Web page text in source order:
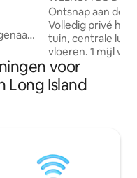
SEA
Ontsnap aan de
Volledig privé
tuin, centrale
vloeren. 1 mijl
en het centrum
Hampton Jitney,
Starbucks, biologische
honden tegen
Stuur ons een
voor
Long Island